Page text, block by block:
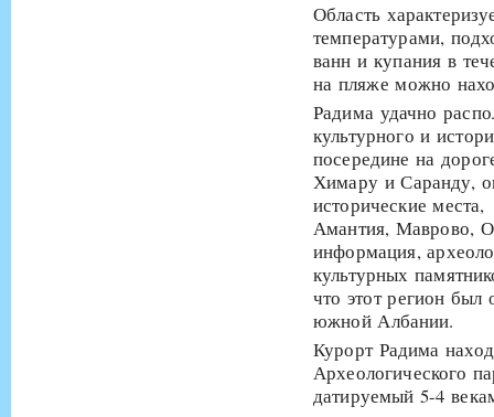
Область
температурами,
ванн и купания в
на пляже можно
Радима удачно
культурного и
посередине на
Химару и Саранду,
исторические
Амантия, Маврово,
информация,
культурных
что этот регион
южной Албании.
Курорт Радима
Археологического
датируемый 5-4